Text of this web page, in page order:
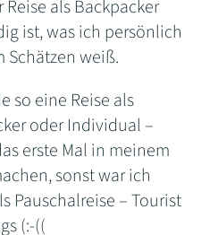
als Backpacker
ist, was ich persönlich
Schätzen weiß.
so eine Reise als
oder Individual –
erste Mal in meinem
sonst war ich
Pauschalreise – Tourist
(:-((